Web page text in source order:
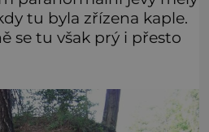
tu byla zřízena kaple.
se tu však prý i přesto